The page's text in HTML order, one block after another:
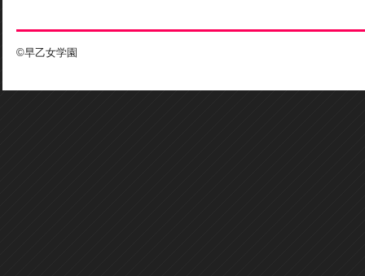
©早乙女学園